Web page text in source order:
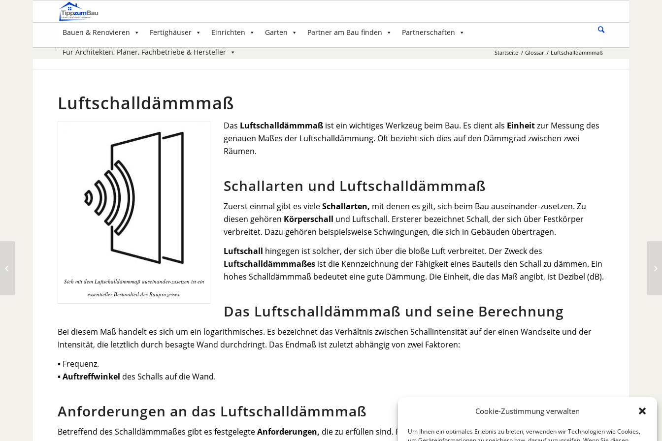
Cookie-Zustimmung verwalten
Um Ihnen ein optimales Erlebnis zu bieten, verwenden wir Technologien wie Cookies,
Bauen & Renovieren Fertighäuser Einrichten Garten Partner am Bau finden Partnerschaften
Für Architekten, Planer, Fachbetriebe & Hersteller
Luftschalldämmmaß
Startseite / Glossar / Luftschalldämmmaß
Luftschalldämmmaß
Sich mit dem Luftschalldämmmaß auseinander-zusetzen ist ein
essentieller Bestandteil des Bauprozesses.
Das Luftschalldämmmaß ist ein wichtiges Werkzeug beim Bau. Es dient als Einheitzur Messung des
genauen Maßes der Luftschalldämmung. Oft bezieht sich dies auf den Dämmgrad zwischen zwei
Räumen.
Schallarten und Luftschalldämmmaß
Zuerst einmal gibt es vieleSchallarten, mit denen es gilt, sich beim Bau auseinander-zusetzen. Zu
diesen gehören Körperschall und Luftschall. Ersterer bezeichnet Schall, der sich über Festkörper
verbreitet. Dazu gehören beispielsweise Schwingungen, die sich in Gebäuden übertragen.
Luftschall hingegen ist solcher, der sich über die bloße Luft verbreitet. Der Zweck des
Luftschalldämmmaßes ist die Kennzeichnung der Fähigkeit eines Bauteils den Schall zu dämmen. Ein
hohes Schalldämmmaß bedeutet eine gute Dämmung. Die Einheit, die das Maß angibt, ist Dezibel (dB).
Das Luftschalldämmmaß und seine Berechnung
Bei diesem Maß handelt es sich um ein logarithmisches. Es bezeichnet das Verhältnis zwischen Schallintensität auf der einen Wandseite und der
Intensität, die letztlich durch besagte Wand durchdringt. Das Endmaß ist zuletzt abhängig von zwei Faktoren:
• Frequenz.
• Auftreffwinkel des Schalls auf die Wand.
Anforderungen an das Luftschalldämmmaß
Betreffend des Schalldämmmaßes gibt es festgelegteAnforderungen, die zu erfüllen sind. Regelungen betreffen jedoch nur Außenbauteile. Diese